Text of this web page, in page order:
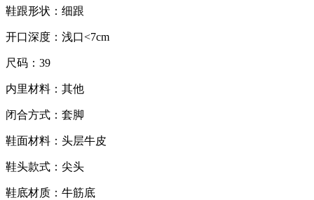
鞋跟形状：细跟
开口深度：浅口<7cm
尺码：39
内里材料：其他
闭合方式：套脚
鞋面材料：头层牛皮
鞋头款式：尖头
鞋底材质：牛筋底